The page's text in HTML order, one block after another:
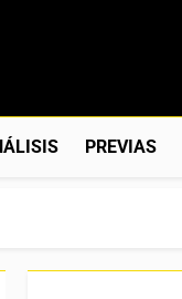
Previas Y Más.
PREVIAS